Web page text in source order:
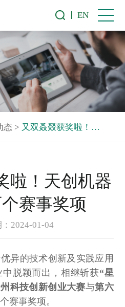
EN
态 > 又双叒叕获奖啦！天创机器人斩获两个赛事奖项
啦！天创机器
赛事奖项
2024-01-04
异的技术创新及实践应用
脱颖而出，相继斩获“星
科技创新创业大赛与第六
赛事奖项。